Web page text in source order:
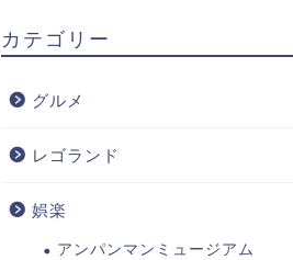
カテゴリー
グルメ
レゴランド
娯楽
アンパンマンミュージアム